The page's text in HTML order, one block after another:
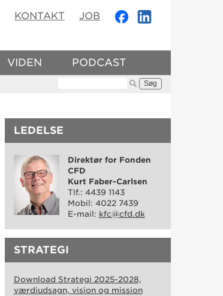
KONTAKT JOB
VIDEN PODCAST
LEDELSE
Direktør for Fonden
CFD
Kurt Faber-Carlsen
Tlf.: 4439 1143
Mobil: 4022 7439
E-mail: kfc@cfd.dk
STRATEGI
Download Strategi 2025-2028,
værdiudsagn, vision og mission